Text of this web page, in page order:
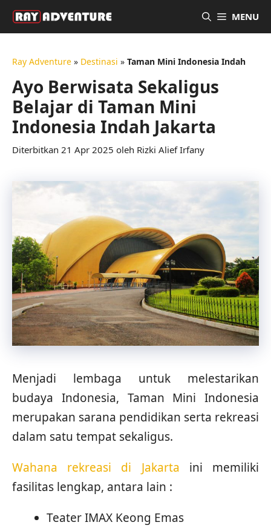
Langsung
MENU
Ray Adventure » Destinasi » Taman Mini Indonesia Indah
Ayo Berwisata Sekaligus
Belajar di Taman Mini
Indonesia Indah Jakarta
21 Apr 2025 oleh Rizki Alief Irfany
Menjadi lembaga untuk melestarikan
budaya Indonesia, Taman Mini Indonesia
merupakan sarana pendidikan serta rekreasi
dalam satu tempat sekaligus.
Wahana rekreasi di Jakarta ini memiliki
fasilitas lengkap, antara lain :
Teater IMAX Keong Emas